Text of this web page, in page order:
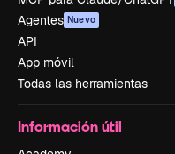
Agentes Nuevo
API
App móvil
Todas las herramientas
Información útil